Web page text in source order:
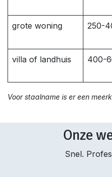
grote woning 250-
villa of landhuis 400-
Voor staalname is er een
Onze
Snel.